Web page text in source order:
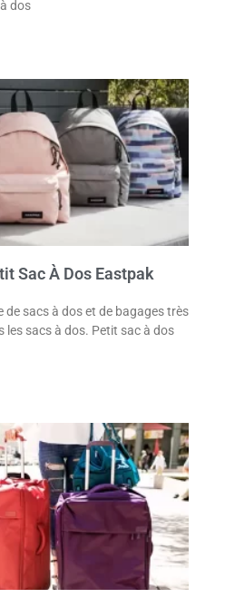
dos
Sac À Dos Eastpak
de sacs à dos et de bagages très
les sacs à dos. Petit sac à dos